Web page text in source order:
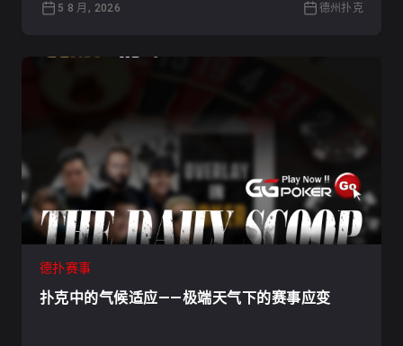
5 8 月, 2026 德州扑克
德扑赛事
扑克中的气候适应——极端天气下的赛事应变